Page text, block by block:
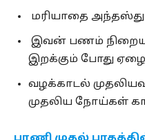
மரியாதை
இவன் பணம் நிறைய
இறக்கும் போது
வழக்காடல்
முதலிய நோய்கள்